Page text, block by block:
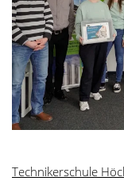
Technikerschule